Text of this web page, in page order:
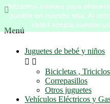
Utilizamos cookies para
posible en nuestro sitio. Al
usted acepta nuestro

Menú
Juguetes de bebé y niños
 
Bicicletas ,
Correpasillos
Otros juguetes
Vehículos Eléctricos y